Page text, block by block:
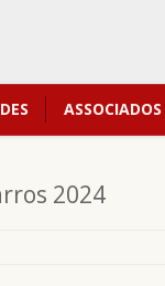
ASSOCIADOS
2024